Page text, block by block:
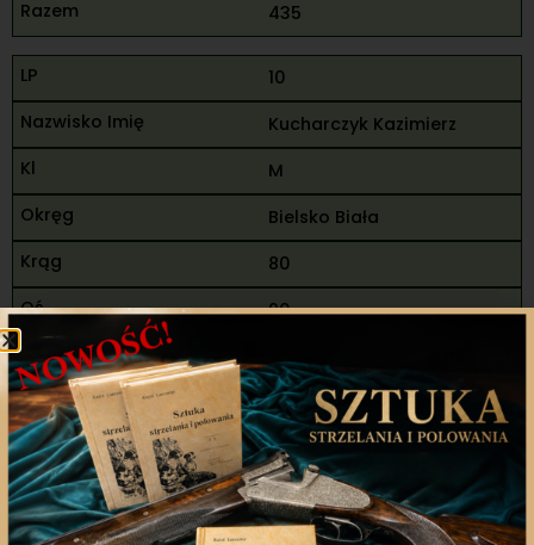
435
10
Kucharczyk Kazimierz
M
Bielsko Biała
80
90
85
255
88
92